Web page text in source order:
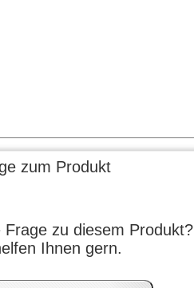
zum Produkt
Frage zu diesem Produkt?
Ihnen gern.